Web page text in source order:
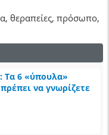
θεραπείες, πρόσωπο,
Τα 6 «ύπουλα»
να γνωρίζετε